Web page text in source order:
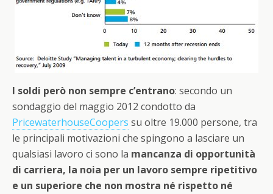
I soldi però non sempre c’entrano: secondo un
sondaggio del maggio 2012 condotto da
PricewaterhouseCoopers su oltre 19.000 persone, tra
le principali motivazioni che spingono a lasciare un
qualsiasi lavoro ci sono la mancanza di opportunità
di carriera, la noia per un lavoro sempre ripetitivo
e un superiore che non mostra né rispetto né